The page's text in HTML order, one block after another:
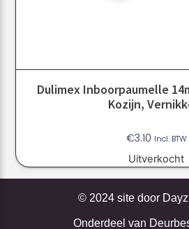
Dulimex Inboorpaumelle
Kozijn,
€3.10 Incl. BTW
Uitverkocht
© 2024 site door
Onderdeel van